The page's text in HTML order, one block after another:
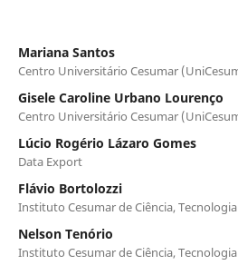
Mariana Santos
Centro Universitário Cesumar
Gisele Caroline Urbano Lourenço
Centro Universitário Cesumar
Lúcio Rogério Lázaro Gomes
Data Export
Flávio Bortolozzi
Instituto Cesumar de Ciência,
Nelson Tenório
Instituto Cesumar de Ciência,